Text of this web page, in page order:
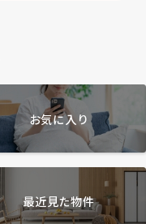
お気に入り
最近見た物件